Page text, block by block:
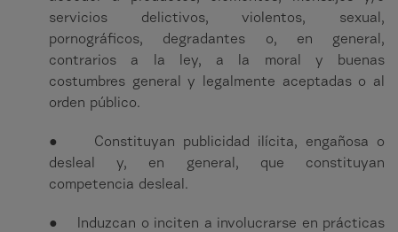
servicios delictivos, violentos, sexual,
pornográficos, degradantes o, en general,
contrarios a la ley, a la moral y buenas
costumbres general y legalmente aceptadas o al
orden público.
● Constituyan publicidad ilícita, engañosa o
desleal y, en general, que constituyan
competencia desleal.
● Induzcan o inciten a involucrarse en prácticas